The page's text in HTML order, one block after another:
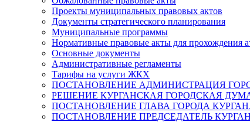
Проекты муниципальных правовых актов
Документы стратегического планирования
Муниципальные программы
Нормативные правовые акты для прохождения
Основные документы
Административные регламенты
Тарифы на услуги ЖКХ
ПОСТАНОВЛЕНИЕ АДМИНИСТРАЦИЯ
РЕШЕНИЕ КУРГАНСКАЯ ГОРОДСКАЯ
ПОСТАНОВЛЕНИЕ ГЛАВА ГОРОДА
ПОСТАНОВЛЕНИЕ ПРЕДСЕДАТЕЛЬ